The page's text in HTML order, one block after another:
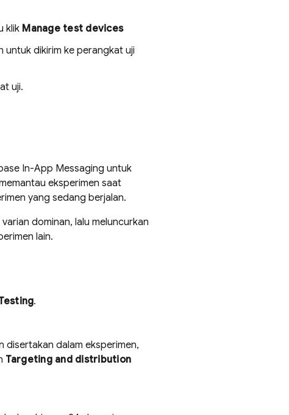
klik Manage test devices
untuk dikirim ke perangkat uji
uji.
In-App Messaging untuk
eksperimen saat
yang sedang berjalan.
dominan, lalu meluncurkan
lain.
.
disertakan dalam eksperimen,
Targeting and distribution